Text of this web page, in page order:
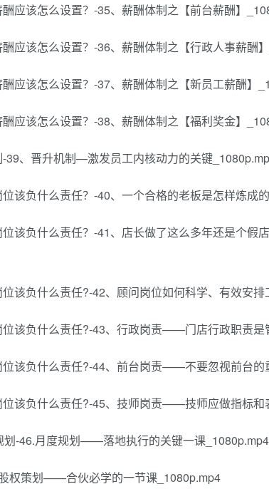
应该怎么设置？-35、薪酬体制之【前台薪酬】
应该怎么设置？-36、薪酬体制之【行政人事薪酬
应该怎么设置？-37、薪酬体制之【新员工薪酬】
应该怎么设置？-38、薪酬体制之【福利奖金】
-39、晋升机制—激发员工内核动力的关键
位该负什么责任？-40、一个合格的老板是怎样炼
该负什么责任？-41、店长做了这么多年还是个假
该负什么责任?-42、顾问岗位如何科学、有效安
位该负什么责任?-43、行政岗责——门店行政职责
位该负什么责任?-44、前台岗责——不要忽视前台的
位该负什么责任?-45、技师岗责——技师应做指标和
划-46.月度规划——落地执行的关键一课_1080p.mp4
权策划——合伙必学的一节课_1080p.mp4